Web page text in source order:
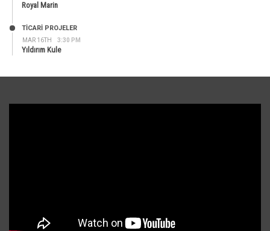
Royal Marin
MAR 16TH 3:30 PM
TİCARİ PROJELER
Yıldırım Kule